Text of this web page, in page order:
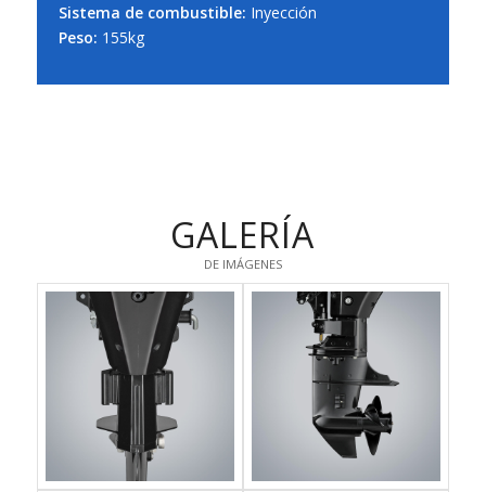
Sistema de combustible: Inyección
Peso: 155kg
GALERÍA
DE IMÁGENES